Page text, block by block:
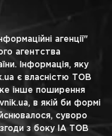
агенції"
агентства
Інформація, яку
є власністю ТОВ
інше поширення
в якій би формі
суворо
з боку ІА ТОВ